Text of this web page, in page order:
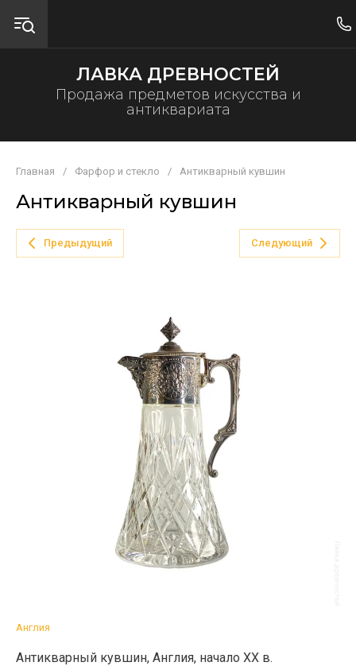
ЛАВКА ДРЕВНОСТЕЙ
Продажа предметов искусства и
антиквариата
Главная / Фарфор и стекло / Антикварный кувшин
Антикварный кувшин
Предыдущий Следующий
Англия
Антикварный кувшин, Англия, начало ХХ в.